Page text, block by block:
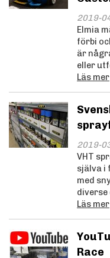
2019-
Elmia
förbi
är
eller
Läs mer
2019-
VHT
själva i
med
diverse
Läs mer
Race